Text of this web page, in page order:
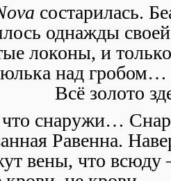
состарилась.
однажды
локоны, и
над гробом…
Всё золото
что снаружи…
Равенна.
вены, что всюду